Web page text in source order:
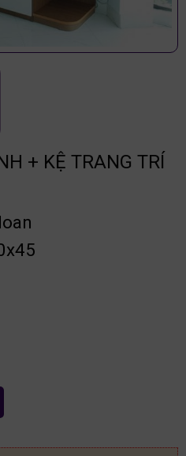
+ KỆ TRANG TRÍ
TAN23 số lượng